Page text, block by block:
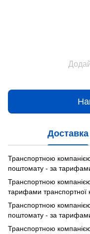
Доставка
Транспортною
поштомату - за
Транспортною
тарифами транспортної
Транспортною
поштомату - за
Транспортною